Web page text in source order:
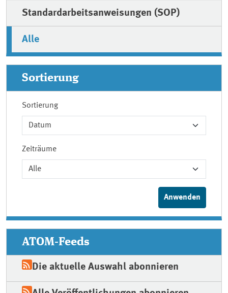
Standardarbeitsanweisungen (SOP)
Alle
Sortierung
Sortierung
Zeiträume
ATOM-Feeds
Die aktuelle Auswahl abonnieren